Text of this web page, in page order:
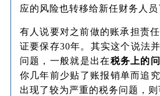
应的风险也转移给新任财务人员
有人说要对之前做的账承担责
证要保存30年。其实这个说法
问题，一般就是出在税务上的
你几年前少贴了账报销单而追
出现了较为严重的税务问题，则